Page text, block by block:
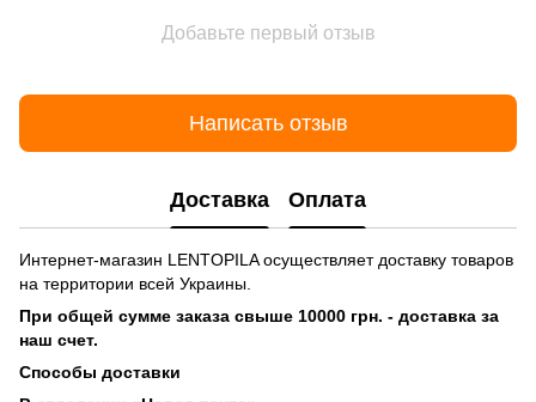
Добавьте первый отзыв
Написать отзыв
Доставка Оплата
Интернет-магазин LENTOPILA осуществляет доставку товаров
на территории всей Украины.
При общей сумме заказа свыше 10000 грн. - доставка за
наш счет.
Способы доставки